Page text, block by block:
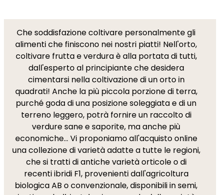
Che soddisfazione coltivare personalmente gli
alimenti che finiscono nei nostri piatti! Nell'orto,
coltivare frutta e verdura è alla portata di tutti,
dall'esperto al principiante che desidera
cimentarsi nella coltivazione di un orto in
quadrati! Anche la più piccola porzione di terra,
purché goda di una posizione soleggiata e di un
terreno leggero, potrà fornire un raccolto di
verdure sane e saporite, ma anche più
economiche... Vi proponiamo all'acquisto online
una collezione di varietà adatte a tutte le regioni,
che si tratti di antiche varietà orticole o di
recenti ibridi F1, provenienti dall'agricoltura
biologica AB o convenzionale, disponibili in semi,